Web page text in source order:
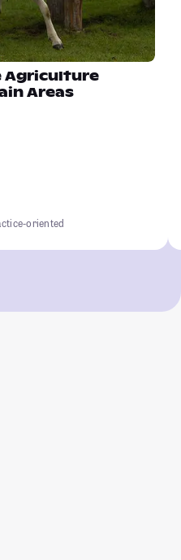
Agriculture
Areas
oriented